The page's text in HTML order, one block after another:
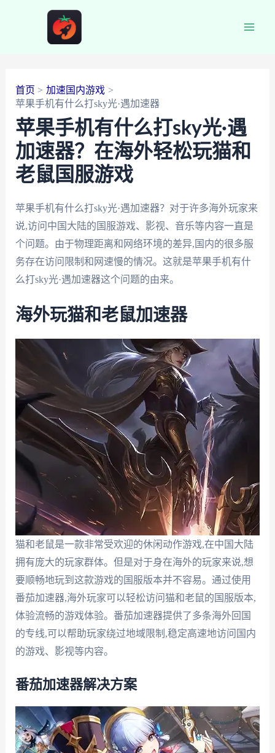
首页
加速国内游戏
苹果手机有什么打sky光·遇加速器
苹果手机有什么打sky光·遇
加速器？在海外轻松玩猫和
老鼠国服游戏
苹果手机有什么打sky光·遇加速器？对于许多海外玩家来
说,访问中国大陆的国服游戏、影视、音乐等内容一直是
个问题。由于物理距离和网络环境的差异,国内的很多服
务存在访问限制和网速慢的情况。这就是苹果手机有什
么打sky光·遇加速器这个问题的由来。
海外玩猫和老鼠加速器
猫和老鼠是一款非常受欢迎的休闲动作游戏,在中国大陆
拥有庞大的玩家群体。但是对于身在海外的玩家来说,想
要顺畅地玩到这款游戏的国服版本并不容易。通过使用
番茄加速器,海外玩家可以轻松访问猫和老鼠的国服版本,
体验流畅的游戏体验。番茄加速器提供了多条海外回国
的专线,可以帮助玩家绕过地域限制,稳定高速地访问国内
的游戏、影视等内容。
番茄加速器解决方案